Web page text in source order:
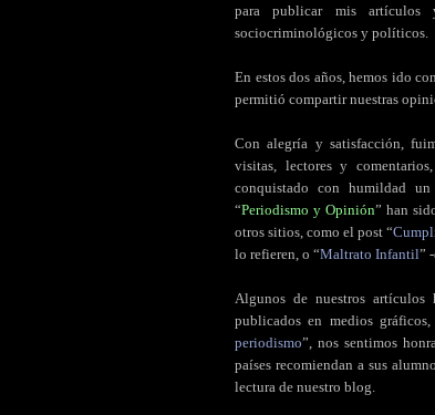
para publicar mis artículos
sociocriminológicos y políticos.
En estos dos años, hemos ido
permitió compartir nuestras
Con alegría y satisfacción,
visitas, lectores y
conquistado con humildad
“Periodismo y Opinión” han
otros sitios, como el post “
lo refieren, o “Maltrato Infantil”
Algunos de nuestros
publicados en medios
periodismo”, nos sentimos
países recomiendan a sus
lectura de nuestro blog.